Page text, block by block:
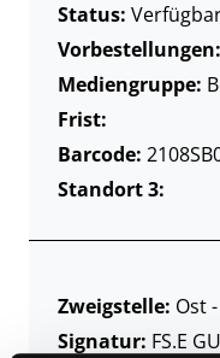
Status:
Vorbestellungen:
Mediengruppe:
Frist:
Barcode:
Standort 3:
Zweigstelle: Ost
Signatur: FS.E